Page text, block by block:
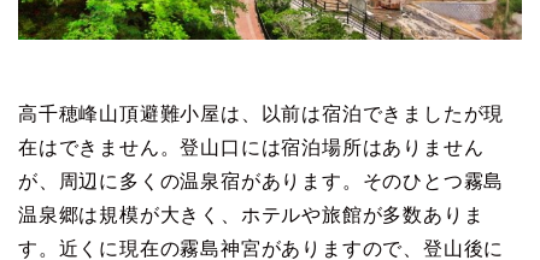
高千穂峰山頂避難小屋は、以前は宿泊できましたが現
在はできません。登山口には宿泊場所はありません
が、周辺に多くの温泉宿があります。そのひとつ霧島
温泉郷は規模が大きく、ホテルや旅館が多数ありま
す。近くに現在の霧島神宮がありますので、登山後に